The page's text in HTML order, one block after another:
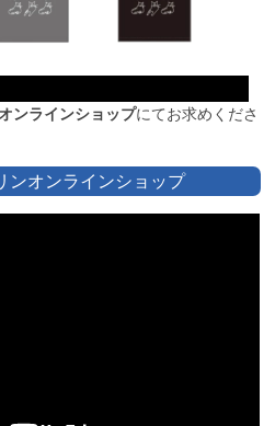
ンラインショップにてお求めくださ
ンオンラインショップ